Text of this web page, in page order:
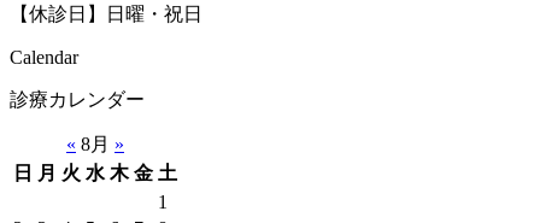
【休診日】日曜・祝日
Calendar
診療カレンダー
« 8月 »
日
月 火 水 木 金 土
1